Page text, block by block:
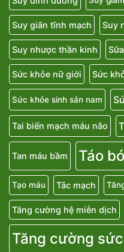
Suy giãn tĩnh mạch Suy
Suy nhược thần kinh
Sức khỏe nữ giới Sức
Sức khỏe sinh sản nam
Tai biến mạch máu não
Tan máu bầm Táo
Tạo máu Tắc mạch
Tăng cường hệ miễn dịch
Tăng cường